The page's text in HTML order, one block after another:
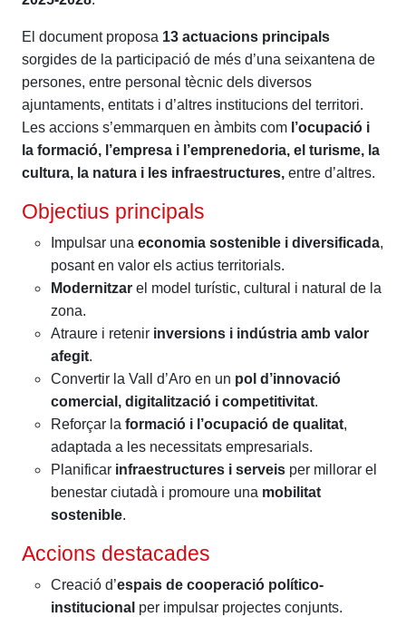
El document proposa 13 actuacions principals
sorgides de la participació de més d’una seixantena de
persones, entre personal tècnic dels diversos
ajuntaments, entitats i d’altres institucions del territori.
Les accions s’emmarquen en àmbits com l’ocupació i
la formació, l’empresa i l’emprenedoria, el turisme, la
cultura, la natura i les infraestructures, entre d’altres.
Objectius principals
Impulsar una economia sostenible i diversificada,
posant en valor els actius territorials.
Modernitzar el model turístic, cultural i natural de la
zona.
Atraure i retenir inversions i indústria amb valor
afegit.
Convertir la Vall d’Aro en un pol d’innovació
comercial, digitalització i competitivitat.
Reforçar la formació i l’ocupació de qualitat,
adaptada a les necessitats empresarials.
Planificar infraestructures i serveis per millorar el
benestar ciutadà i promoure una mobilitat
sostenible.
Accions destacades
Creació d’espais de cooperació político-
institucional per impulsar projectes conjunts.